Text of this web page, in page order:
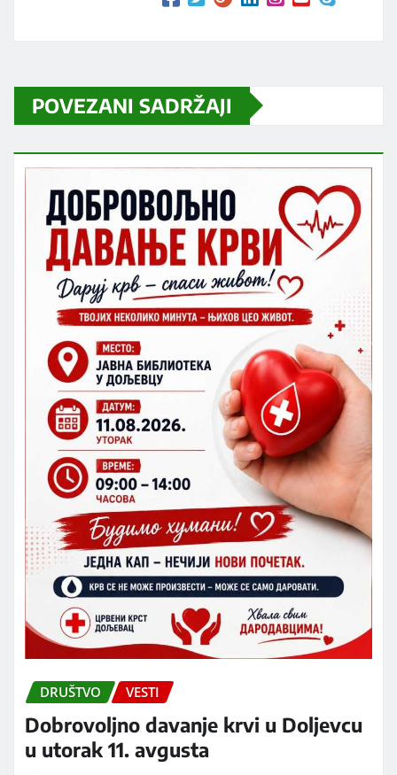
POVEZANI SADRŽAJI
DRUŠTVO VESTI
Dobrovoljno davanje krvi u Doljevcu
u utorak 11. avgusta